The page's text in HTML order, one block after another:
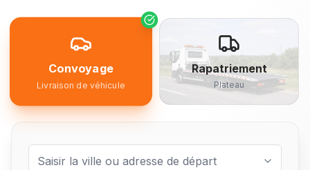
Convoyage
Livraison de véhicule
Rapatriement
Plateau